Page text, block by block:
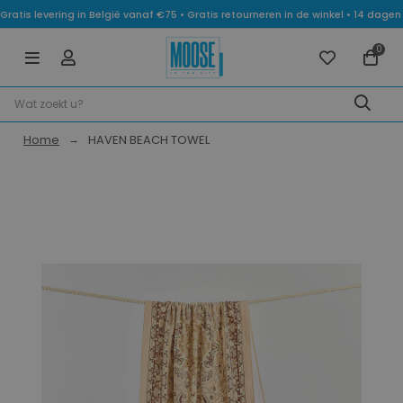
Gratis levering in België vanaf €75 • Gratis retourneren in de winkel • 14
0
Home HAVEN BEACH TOWEL